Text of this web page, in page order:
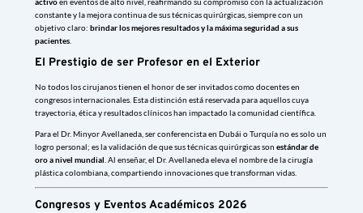
constante y la mejora continua de sus técnicas quirúrgicas, siempre con un
objetivo claro: brindar los mejores resultados y la máxima seguridad a sus
pacientes
El Prestigio de ser Profesor en el Exterior
No todos los cirujanos tienen el honor de ser invitados como docentes en
congresos internacionales. Esta distinción está reservada para aquellos cuya
trayectoria, ética y resultados clínicos han impactado la comunidad científica.
Para el Dr. Minyor Avellaneda, ser conferencista en Dubái o Turquía no es solo un
logro personal; es la validación de que sus técnicas quirúrgicas son estándar de
oro a nivel mundial . Al enseñar, el Dr. Avellaneda eleva el nombre de la cirugía
plástica colombiana, compartiendo innovaciones que transforman vidas.
Congresos y Eventos Académicos 2026